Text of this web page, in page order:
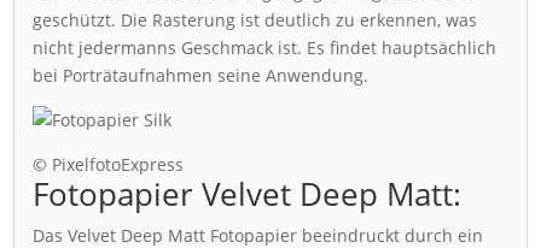
geschützt. Die Rasterung ist deutlich zu erkennen, was
nicht jedermanns Geschmack ist. Es findet hauptsächlich
bei Porträtaufnahmen seine Anwendung.
© PixelfotoExpress
Fotopapier Velvet Deep Matt:
Das Velvet Deep Matt Fotopapier beeindruckt durch ein